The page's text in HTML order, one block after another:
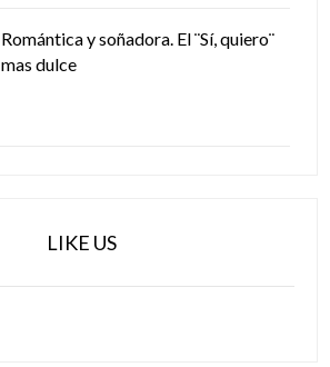
Romántica y soñadora. El ¨Sí, quiero¨
mas dulce
LIKE US